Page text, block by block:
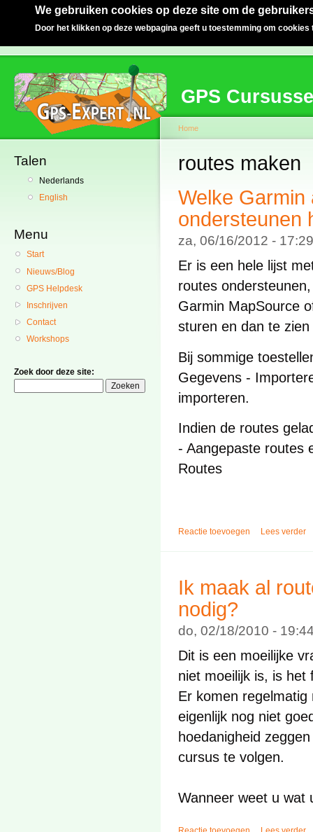
We gebruiken cookies op deze site om de
Door het klikken op deze webpagina geeft u toestemming om cookies
GPS
Talen
Nederlands
English
Menu
Start
Nieuws/Blog
GPS Helpdesk
Inschrijven
Contact
Workshops
Zoek door deze site:
Home
routes maken
Welke Garmin
ondersteunen
za, 06/16/2012 -
Er is een hele lijst
routes
Garmin MapSource
sturen en dan te
Bij sommige
Gegevens -
importeren.
Indien de routes
- Aangepaste routes
Routes
Reactie toevoegen Lees verder
Ik maak al
nodig?
do, 02/18/2010 -
Dit is een moeilijke
niet moeilijk is, is het
Er komen
eigenlijk nog niet
hoedanigheid
cursus te volgen.
Wanneer weet u wat